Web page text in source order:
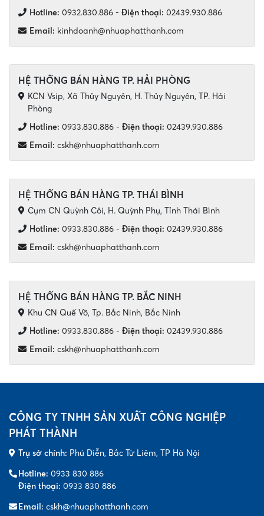
Hotline: 0932.830.886 - Điện thoại: 02439.930.886
Email: kinhdoanh@nhuaphatthanh.com
HỆ THỐNG BÁN HÀNG TP. HẢI PHÒNG
KCN Vsip, Xã Thủy Nguyên, H. Thủy Nguyên, TP. Hải
Phòng
Hotline: 0933.830.886 - Điện thoại: 02439.930.886
Email: cskh@nhuaphatthanh.com
HỆ THỐNG BÁN HÀNG TP. THÁI BÌNH
Cụm CN Quỳnh Côi, H. Quỳnh Phụ, Tỉnh Thái Bình
Hotline: 0933.830.886 - Điện thoại: 02439.930.886
Email: cskh@nhuaphatthanh.com
HỆ THỐNG BÁN HÀNG TP. BẮC NINH
Khu CN Quế Võ, Tp. Bắc Ninh, Bắc Ninh
Hotline: 0933.830.886 - Điện thoại: 02439.930.886
Email: cskh@nhuaphatthanh.com
CÔNG TY TNHH SẢN XUẤT CÔNG NGHIỆP
PHÁT THÀNH
Trụ sở chính: Phú Diễn, Bắc Từ Liêm, TP Hà Nội
Hotline: 0933 830 886
Điện thoại: 0933 830 886
Email: cskh@nhuaphatthanh.com